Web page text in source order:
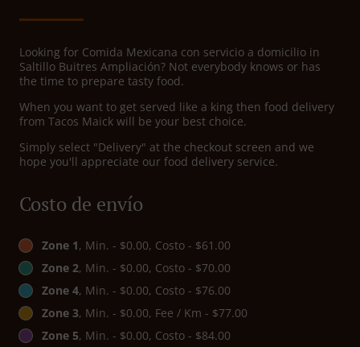
Looking for Comida Mexicana con servicio a domicilio in
Saltillo Buitres Ampliación? Not everybody knows or has
the time to prepare tasty food.
When you want to get served like a king then food delivery
from Tacos Maick will be your best choice.
Simply select "Delivery" at the checkout screen and we
hope you'll appreciate our food delivery service.
Costo de envío
Zone 1, Min. - $0.00, Costo - $61.00
Zone 2, Min. - $0.00, Costo - $70.00
Zone 4, Min. - $0.00, Costo - $76.00
Zone 3, Min. - $0.00, Fee / Km - $77.00
Zone 5, Min. - $0.00, Costo - $84.00